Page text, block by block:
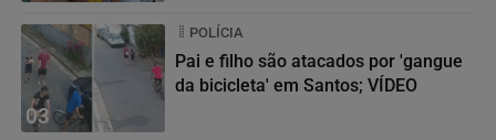
03
POLÍCIA
Pai e filho são atacados por 'gangue
da bicicleta' em Santos; VÍDEO